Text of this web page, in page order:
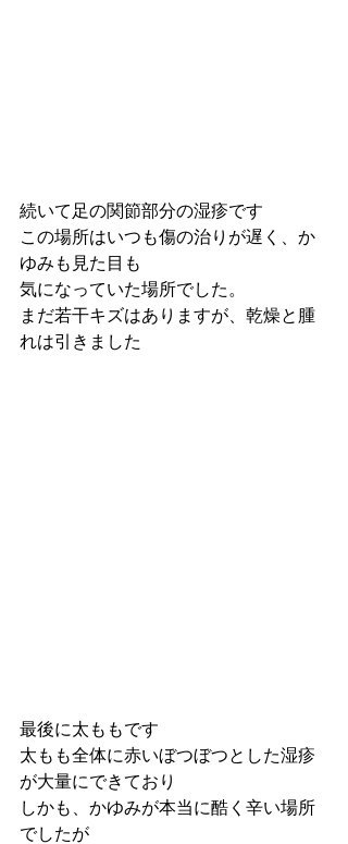
続いて足の関節部分の湿疹です
この場所はいつも傷の治りが遅く、か
ゆみも見た目も
気になっていた場所でした。
まだ若干キズはありますが、乾燥と腫
れは引きました
最後に太ももです
太もも全体に赤いぼつぼつとした湿疹
が大量にできており
しかも、かゆみが本当に酷く辛い場所
でしたが